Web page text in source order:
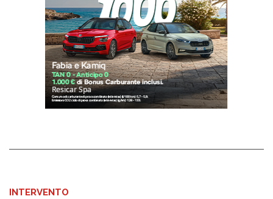
INTERVENTO